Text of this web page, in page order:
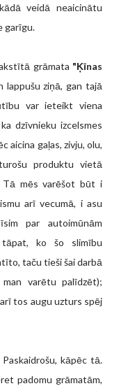
veidā neaicinātu
garīgu.
grāmata "Ķīnas
lappušu ziņā, gan tajā
var ieteikt viena
dzīvnieku izcelsmes
aicina gaļas, zivju, olu,
produktu vietā
Tā mēs varēšot būt i
arī vecumā, i asu
par autoimūnām
ko šo slimību
taču tieši šai darbā
varētu palīdzēt);
tos augu uzturs spēj
kāpēc tā.
padomu grāmatām,